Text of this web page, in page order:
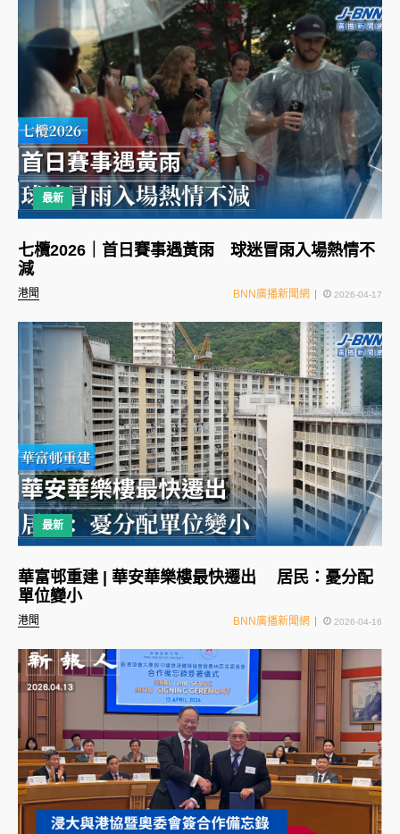
最新
港聞
七欖2026｜首日賽事遇黃雨 球迷冒雨入場熱情不
減
BNN廣播新聞網 2026-04-17
最新
港聞
華富邨重建 | 華安華樂樓最快遷出 居民：憂分配
單位變小
BNN廣播新聞網 2026-04-16